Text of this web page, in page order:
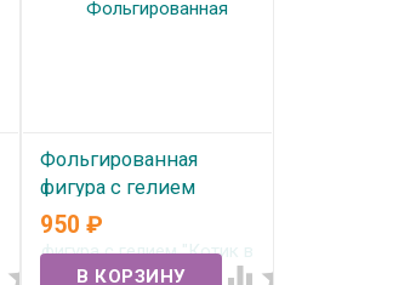
Фольгированная
фигура с гелием
"Котик в колпачке"
В наличии
950₽